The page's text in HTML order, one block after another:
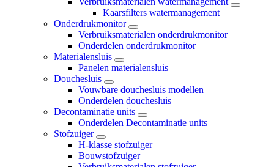
Kaarsfilters watermanagement
Onderdrukmonitor
Verbruiksmaterialen onderdrukmonitor
Onderdelen onderdrukmonitor
Materialensluis
Panelen materialensluis
Douchesluis
Vouwbare douchesluis modellen
Onderdelen douchesluis
Decontaminatie units
Onderdelen Decontaminatie units
Stofzuiger
H-klasse stofzuiger
Bouwstofzuiger